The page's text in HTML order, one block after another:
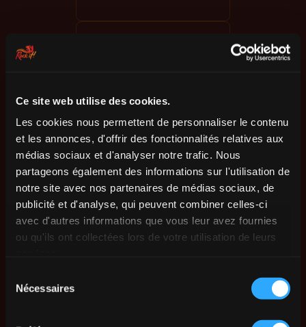
Ce site web utilise des cookies.
Les cookies nous permettent de personnaliser le contenu
et les annonces, d'offrir des fonctionnalités relatives aux
médias sociaux et d'analyser notre trafic. Nous
partageons également des informations sur l'utilisation de
notre site avec nos partenaires de médias sociaux, de
publicité et d'analyse, qui peuvent combiner celles-ci
avec d'autres informations que vous leur avez fournies
ou qu'ils ont collectées lors de votre utilisation de leurs
Nécessaires